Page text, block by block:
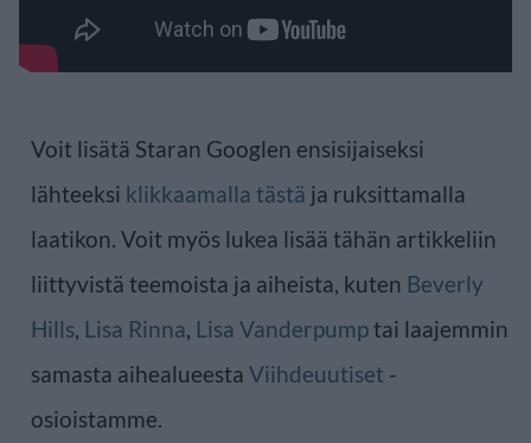
Voit lisätä Staran Googlen ensisijaiseksi
lähteeksi klikkaamalla tästä ja ruksittamalla
laatikon. Voit myös lukea lisää tähän artikkeliin
liittyvistä teemoista ja aiheista, kuten Beverly
Hills, Lisa Rinna, Lisa Vanderpumptai laajemmin
samasta aihealueesta Viihdeuutiset -
osioistamme.